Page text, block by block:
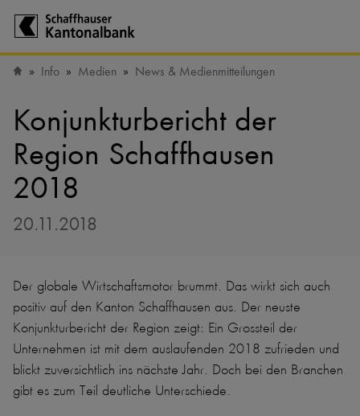
Info Medien News & Medienmitteilungen
Konjunkturbericht der
Region Schaffhausen
2018
20.11.2018
Der globale Wirtschaftsmotor brummt. Das wirkt sich auch
positiv auf den Kanton Schaffhausen aus. Der neuste
Konjunkturbericht der Region zeigt: Ein Grossteil der
Unternehmen ist mit dem auslaufenden 2018 zufrieden und
blickt zuversichtlich ins nächste Jahr. Doch bei den Branchen
gibt es zum Teil deutliche Unterschiede.